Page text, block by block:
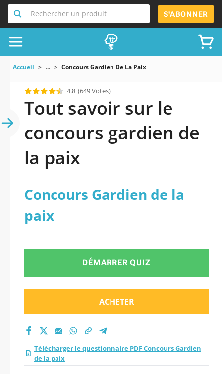
Rechercher un produit S'ABONNER
Accueil ... Concours Gardien De La Paix
4.8 (649 Votes)
Tout savoir sur le
concours gardien de
la paix
Concours Gardien de la
paix
DÉMARRER QUIZ
ACHETER
Télécharger le questionnaire PDF Concours Gardien
de la paix